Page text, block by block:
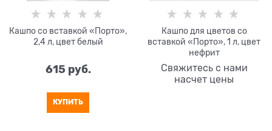
Кашпо со вставкой «Порто»,
2,4 л, цвет белый
615 руб.
КУПИТЬ
Кашпо для цветов со
вставкой «Порто», 1 л, цвет
нефрит
Свяжитесь с нами
насчет цены